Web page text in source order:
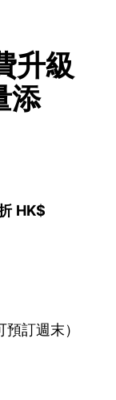
升級
添
HK$
訂週末）